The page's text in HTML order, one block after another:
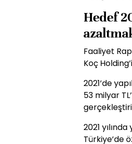
Hedef
Faaliyet
Koç
2021’de
53 milyar
2021
Türkiye’de